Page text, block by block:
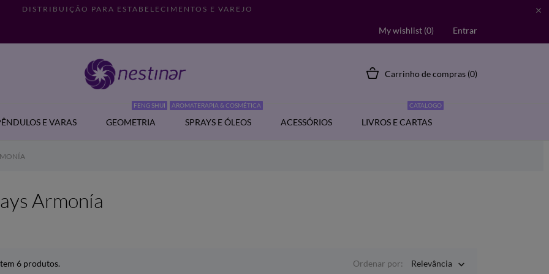
DISTRIBUIÇÃO PARA ESTABELECIMENTOS E VAREJO 
My wishlist (0) Entrar
Carrinho de compras (0)
E VARAS GEOMETRIA
FENG SHUI
SPRAYS E ÓLEOS
AROMATERAPIA & COSMÉTICA
ACESSÓRIOS LIVROS E CARTAS
CATALOGO
Armonía
6 produtos. Ordenar por: Relevância 